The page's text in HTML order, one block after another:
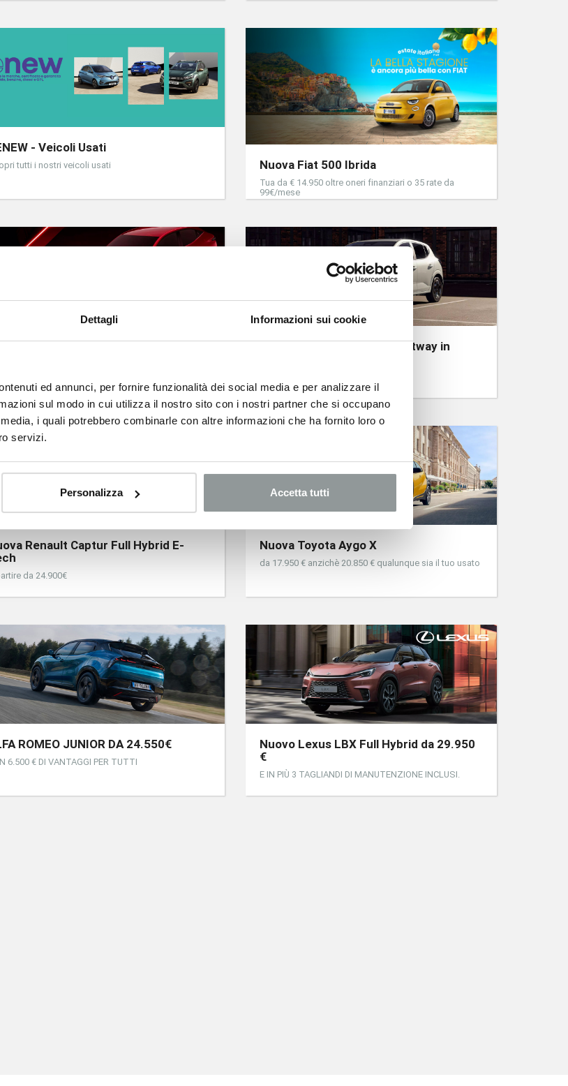
Dettagli Informazioni sui cookie
ed annunci, per fornire funzionalità dei social media e per analizzare il
sul modo in cui utilizza il nostro sito con i nostri partner che si occupano
i quali potrebbero combinarle con altre informazioni che ha fornito loro o
servizi.
Personalizza Accetta tutti
- Veicoli Usati
tutti i nostri veicoli usati Nuova Fiat 500 Ibrida
Tua da € 14.950 oltre oneri finanziari o 35 rate da
99€/mese
Nuova Dacia Sandero Streetway in
Renault Captur Full Hybrid E-
da 24.900€
Nuova Toyota Aygo X
da 17.950 € anzichè 20.850 € qualunque sia il tuo usato
ROMEO JUNIOR DA 24.550€
6.500 € DI VANTAGGI PER TUTTI
Nuovo Lexus LBX Full Hybrid da 29.950
€
E IN PIÙ 3 TAGLIANDI DI MANUTENZIONE INCLUSI.